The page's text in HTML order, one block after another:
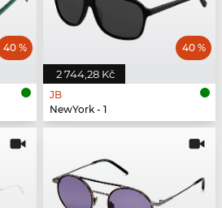
40 %
2 744,28 Kč
40 %
JB
NewYork - 1